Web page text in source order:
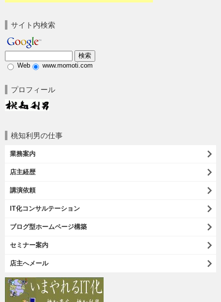
サイト内検索
Web www.momoti.com
プロフィール
桃知利男の仕事
業務案内
店主経歴
講演依頼
IT化コンサルテーション
ブログ型ホームページ構築
セミナー案内
店主へメール